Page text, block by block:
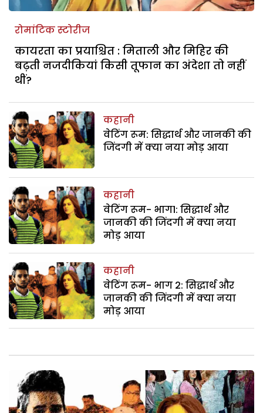
रोमांटिक स्टोरीज
कायरता का प्रयाश्चित : मिताली और मिहिर की
बढ़ती नजदीकियां किसी तूफान का अंदेशा तो नहीं
थीं?
कहानी
वेटिंग रूम: सिद्धार्थ और जानकी की
जिंदगी में क्या नया मोड़ आया
कहानी
वेटिंग रूम- भाग1: सिद्धार्थ और
जानकी की जिंदगी में क्या नया
मोड़ आया
कहानी
वेटिंग रूम- भाग 2: सिद्धार्थ और
जानकी की जिंदगी में क्या नया
मोड़ आया